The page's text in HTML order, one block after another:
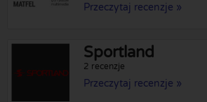
Przeczytaj recenzje »
Sportland
2 recenzje
Przeczytaj recenzje »